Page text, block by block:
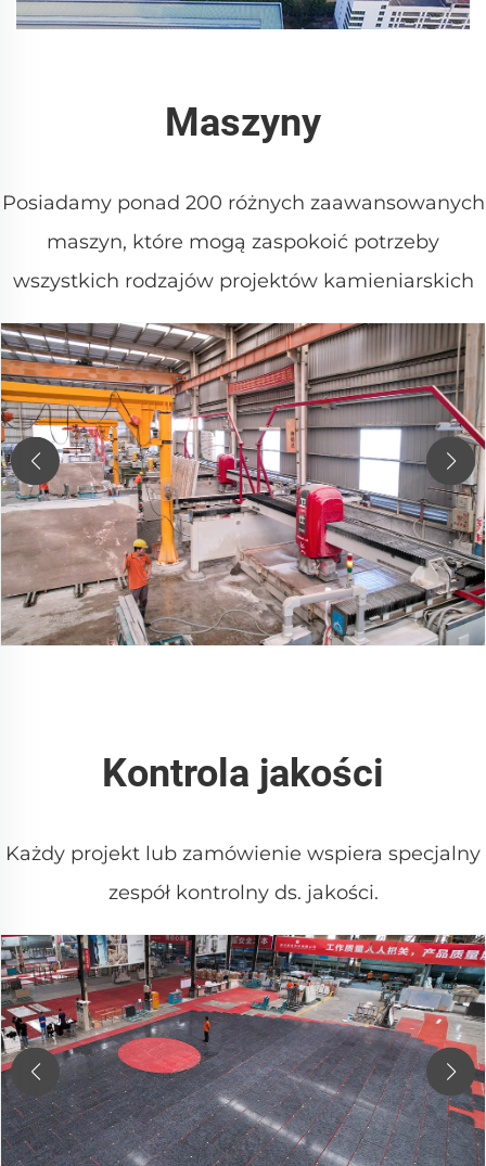
Maszyny
Posiadamy ponad 200 różnych zaawansowanych
maszyn, które mogą zaspokoić potrzeby
wszystkich rodzajów projektów kamieniarskich
Kontrola jakości
Każdy projekt lub zamówienie wspiera specjalny
zespół kontrolny ds. jakości.